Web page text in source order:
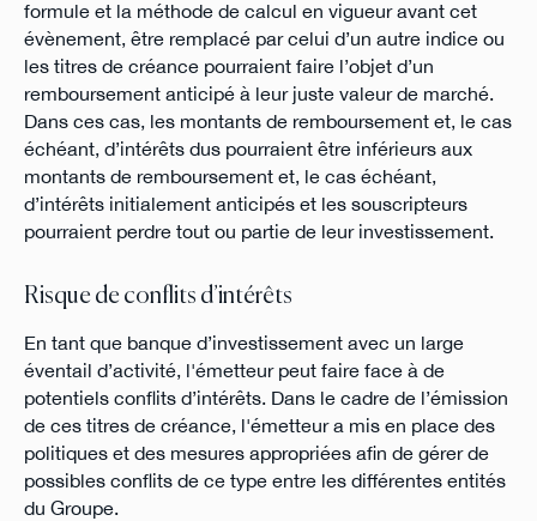
formule et la méthode de calcul en vigueur avant cet
évènement, être remplacé par celui d’un autre indice ou
les titres de créance pourraient faire l’objet d’un
remboursement anticipé à leur juste valeur de marché.
Dans ces cas, les montants de remboursement et, le cas
échéant, d’intérêts dus pourraient être inférieurs aux
montants de remboursement et, le cas échéant,
d’intérêts initialement anticipés et les souscripteurs
pourraient perdre tout ou partie de leur investissement.
Risque de conflits d’intérêts
En tant que banque d’investissement avec un large
éventail d’activité, l'émetteur peut faire face à de
potentiels conflits d’intérêts. Dans le cadre de l’émission
de ces titres de créance, l'émetteur a mis en place des
politiques et des mesures appropriées afin de gérer de
possibles conflits de ce type entre les différentes entités
du Groupe.